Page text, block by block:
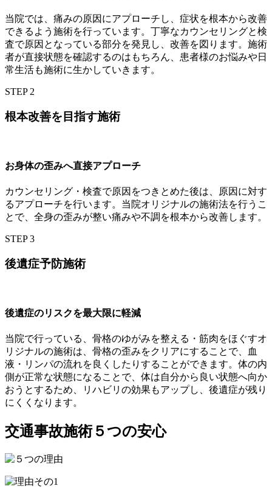
当院では、痛みの原因にアプローチし、症状を根本から改善
できるよう施術を行っています。丁寧なカウンセリングと検
査で原因となっている部分を発見し、改善を図ります。施術
者が直接状態を確認するのはもちろん、患者様のお悩みや日
常生活も施術に生かしていきます。
STEP 2
根本改善を目指す施術
お身体の歪みへ直接アプローチ
カウンセリング・検査で原因をつきとめた後は、原因に対す
るアプローチを行います。当院オリジナルの施術法を行うこ
とで、全身の歪みが整い痛みや不調を根本から改善します。
STEP 3
後遺症予防施術
後遺症のリスクを最大限に軽減
当院で行っている、骨格のゆがみを整える・筋肉をほぐすオ
リジナルの施術は、骨格の歪みをクリアにすることで、血
液・リンパの流れを良くしたりすることができます。体の内
側が正常な状態になることで、体は自分から良い状態へ向か
おうとするため、リハビリの効果もアップし、後遺症が残り
にくくなります。
交通事故施術５つの安心